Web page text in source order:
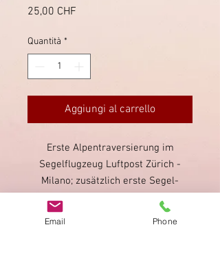
25,00 CHF
Quantità *
Aggiungi al carrello
Erste Alpentraversierung im
Segelflugzeug Luftpost Zürich -
Milano; zusätzlich erste Segel-
Luftpost Milano - Arosa. Spannende
Mischfrankatur mit Pro Juventute
Email Phone